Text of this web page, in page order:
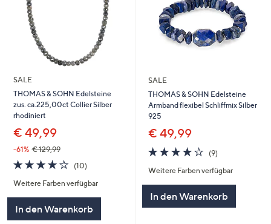
Geräten
nach
um
diese
anzuzeigen.
SALE
THOMAS & SOHN Edelsteine
zus. ca.225,00ct Collier Silber
rhodiniert
€ 49,99
-61% € 129,99
3.8
von
5
(10)10
Weitere Farben verfügbar
In den Warenkorb
SALE
THOMAS & SOHN Edelsteine
Armband flexibel Schliffmix Silber
925
€ 49,99
3.8
von
5
(9)9
Weitere Farben verfügbar
In den Warenkorb